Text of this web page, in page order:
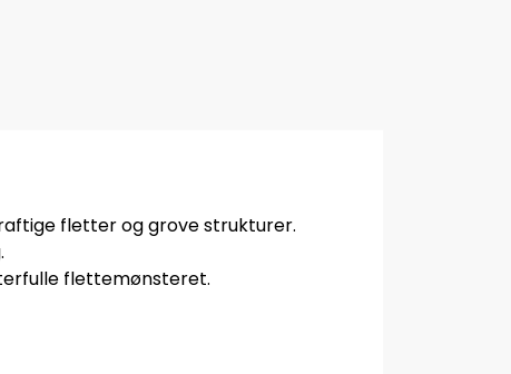
fletter og grove strukturer.
flettemønsteret.